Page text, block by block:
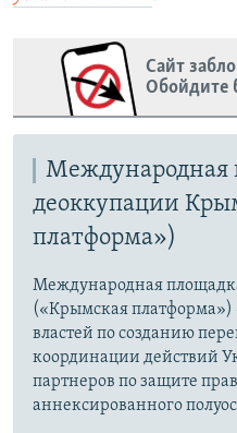
Сайт
Обойдите
Международная
деоккупации
платформа»)
Международная
(«Крымская
властей по созданию
координации действий
партнеров по защите
аннексированного